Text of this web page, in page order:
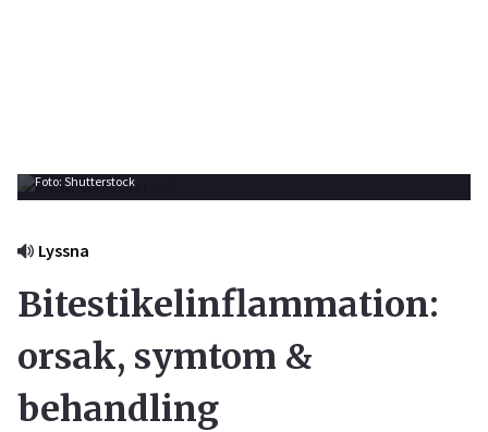
Foto: Shutterstock
Lyssna
Bitestikelinflammation:
orsak, symtom &
behandling